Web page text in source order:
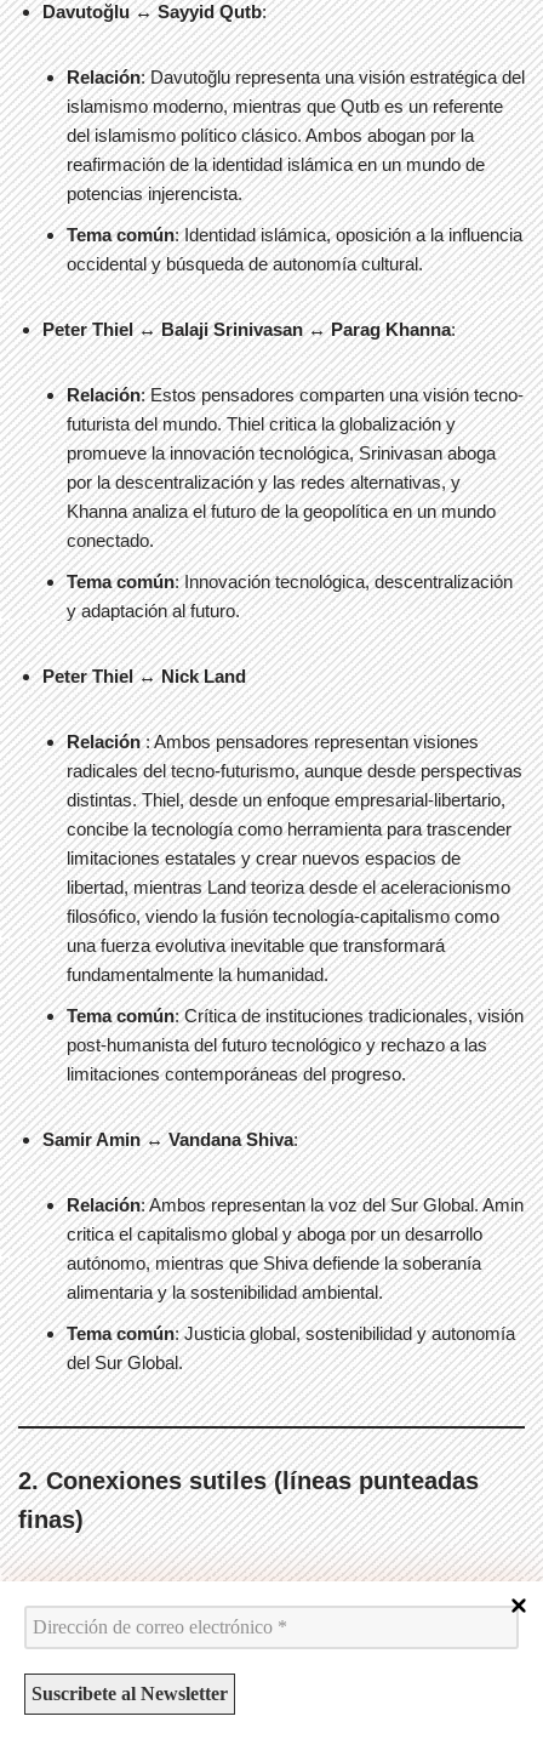
Davutoğlu ↔ Sayyid Qutb:
Relación: Davutoğlu representa una visión estratégica del
islamismo moderno, mientras que Qutb es un referente
del islamismo político clásico. Ambos abogan por la
reafirmación de la identidad islámica en un mundo de
potencias injerencista.
Tema común: Identidad islámica, oposición a la influencia
occidental y búsqueda de autonomía cultural.
Peter Thiel ↔ Balaji Srinivasan ↔ Parag Khanna:
Relación: Estos pensadores comparten una visión tecno-
futurista del mundo. Thiel critica la globalización y
promueve la innovación tecnológica, Srinivasan aboga
por la descentralización y las redes alternativas, y
Khanna analiza el futuro de la geopolítica en un mundo
conectado.
Tema común: Innovación tecnológica, descentralización
y adaptación al futuro.
Peter Thiel↔Nick Land
Relación: Ambos pensadores representan visiones
radicales del tecno-futurismo, aunque desde perspectivas
distintas. Thiel, desde un enfoque empresarial-libertario,
concibe la tecnología como herramienta para trascender
limitaciones estatales y crear nuevos espacios de
libertad, mientras Land teoriza desde el aceleracionismo
filosófico, viendo la fusión tecnología-capitalismo como
una fuerza evolutiva inevitable que transformará
fundamentalmente la humanidad.
Tema común: Crítica de instituciones tradicionales, visión
post-humanista del futuro tecnológico y rechazo a las
limitaciones contemporáneas del progreso.
Samir Amin ↔ Vandana Shiva:
Relación: Ambos representan la voz del Sur Global. Amin
critica el capitalismo global y aboga por un desarrollo
autónomo, mientras que Shiva defiende la soberanía
alimentaria y la sostenibilidad ambiental.
Tema común: Justicia global, sostenibilidad y autonomía
del Sur Global.
2. Conexiones sutiles (líneas punteadas
finas)
alianzas estratégicas que no son explícitas, pero que reflejan
puntos de encuentro entre bloques aparentemente distantes.
Davutoğlu ↔ Yan Xuetong